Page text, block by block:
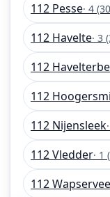
112 Pesse· 4
112 Havelte· 3
112
112
112 Nijensleek
112 Vledder· 1
112